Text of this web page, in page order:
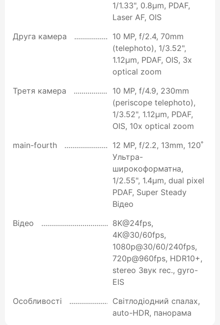
1/1.33", 0.8µm, PDAF,
Laser AF, OIS
Друга камера
10 MP, f/2.4, 70mm
(telephoto), 1/3.52",
1.12µm, PDAF, OIS, 3x
optical zoom
Третя камера
10 MP, f/4.9, 230mm
(periscope telephoto),
1/3.52", 1.12µm, PDAF,
OIS, 10x optical zoom
main-fourth
12 MP, f/2.2, 13mm, 120˚
Ультра-
широкоформатна,
1/2.55", 1.4µm, dual pixel
PDAF, Super Steady
Відео
Відео
8K@24fps,
4K@30/60fps,
1080p@30/60/240fps,
720p@960fps, HDR10+,
stereo Звук rec., gyro-
EIS
Особливості
Світлодіодний спалах,
auto-HDR, панорама